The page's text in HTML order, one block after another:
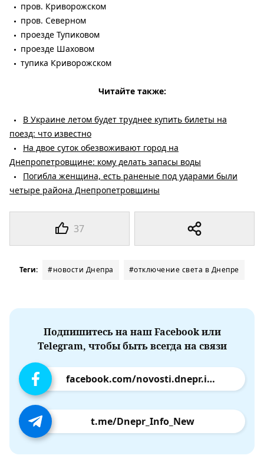
37
пров. Криворожском
пров. Северном
проезде Тупиковом
проезде Шаховом
тупика Криворожском
Читайте также:
В Украине летом будет труднее купить билеты на
поезд: что известно
На двое суток обезвоживают город на
Днепропетровщине: кому делать запасы воды
Погибла женщина, есть раненые под ударами были
четыре района Днепропетровщины
Теги: #новости Днепра #отключение света в Днепре
Подпишитесь на наш Facebook или
Telegram, чтобы быть всегда на связи
facebook.com/novosti.dnepr.info
t.me/Dnepr_Info_New